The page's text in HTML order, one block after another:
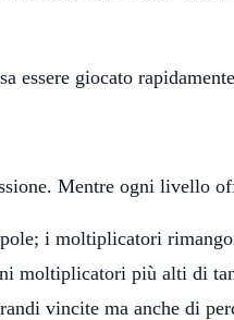
essere giocato
Mentre ogni livello
i moltiplicatori
moltiplicatori più alti di
vincite ma anche di